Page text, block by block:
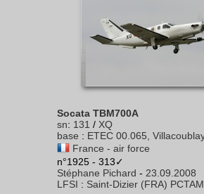
Socata TBM700A
sn: 131 / XQ
base : ETEC 00.065,
France - air force
n°1925 - 313✓
Stéphane Pichard - 23.09.2008
LFSI : Saint-Dizier (FRA)